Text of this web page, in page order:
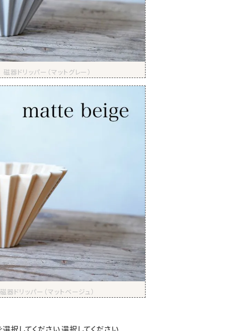
磁器ドリッパー（マットグレー）
磁器ドリッパー（マットベージュ）
選択してください